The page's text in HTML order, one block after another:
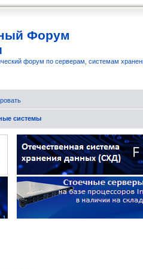
Форум
форум по серверам, системам
системы